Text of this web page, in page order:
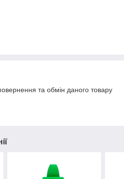
та обмін даного товару